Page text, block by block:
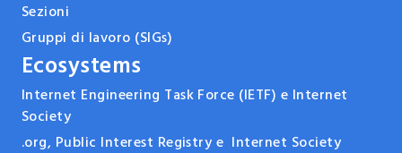
Sezioni
Gruppi di lavoro (SIGs)
Ecosystems
Internet Engineering Task Force (IETF) e Internet
Society
.org, Public Interest Registry e Internet Society